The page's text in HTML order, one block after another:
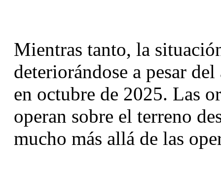
Mientras tanto, la
deteriorándose a pesar
en octubre de 2025. Las
operan sobre el terreno
mucho más allá de las